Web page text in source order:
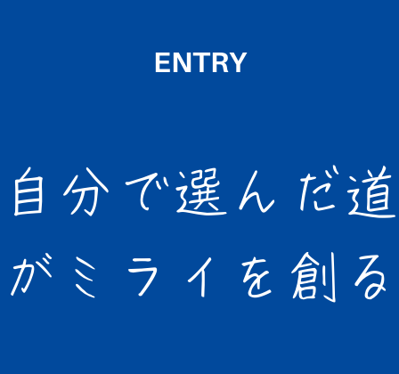
ENTRY
自分で選んだ道
が ミライを創る